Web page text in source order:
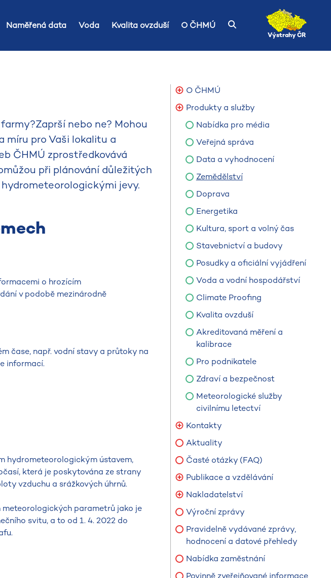
Naměřená data Voda Kvalita ovzduší O ČHMÚ
Výstrahy ČR
nebo ne? Mohou
míru pro Vaši lokalitu a
ČHMÚ zprostředkovává
při plánování důležitých
jevy.
o hrozícím
v podobě mezinárodně
čase, např. vodní stavy a průtoky na
informací.
hydrometeorologickým ústavem,
která je poskytována ze strany
vzduchu a srážkových úhrnů.
parametrů jako je
svitu, a to od 1. 4. 2022 do
O ČHMÚ
Produkty a služby
Nabídka pro média
Veřejná správa
Data a vyhodnocení
Zemědělství
Doprava
Energetika
Kultura, sport a volný čas
Stavebnictví a budovy
Posudky a oficiální vyjádření
Voda a vodní hospodářství
Climate Proofing
Kvalita ovzduší
Akreditovaná měření a
kalibrace
Pro podnikatele
Zdraví a bezpečnost
Meteorologické služby
civilnímu letectví
Kontakty
Aktuality
Časté otázky (FAQ)
Publikace a vzdělávání
Nakladatelství
Výroční zprávy
Pravidelně vydávané zprávy,
hodnocení a datové přehledy
Nabídka zaměstnání
Povinně zveřejňované informace